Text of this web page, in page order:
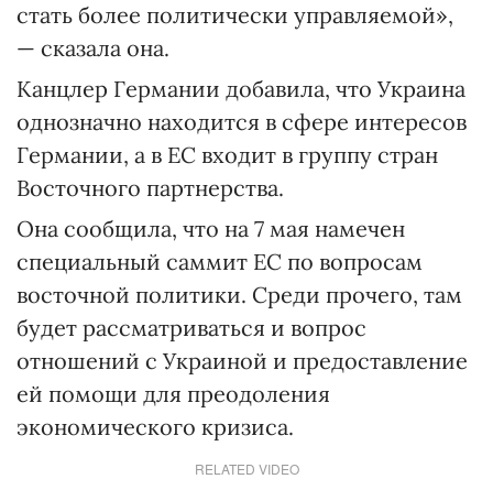
стать более политически управляемой»,
— сказала она.
Канцлер Германии добавила, что Украина
однозначно находится в сфере интересов
Германии, а в ЕС входит в группу стран
Восточного партнерства.
Она сообщила, что на 7 мая намечен
специальный саммит ЕС по вопросам
восточной политики. Среди прочего, там
будет рассматриваться и вопрос
отношений с Украиной и предоставление
ей помощи для преодоления
экономического кризиса.
RELATED VIDEO